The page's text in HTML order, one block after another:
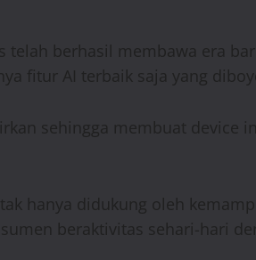
telah berhasil membawa era
fitur AI terbaik saja yang
sehingga membuat
hanya didukung oleh
beraktivitas sehari-hari